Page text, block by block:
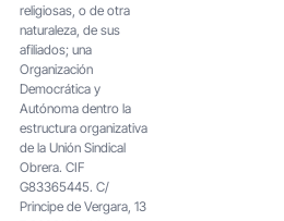
religiosas, o de otra
naturaleza, de sus
afiliados; una
Organización
Democrática y
Autónoma dentro la
estructura organizativa
de la Unión Sindical
Obrera. CIF
G83365445. C/
Principe de Vergara, 13